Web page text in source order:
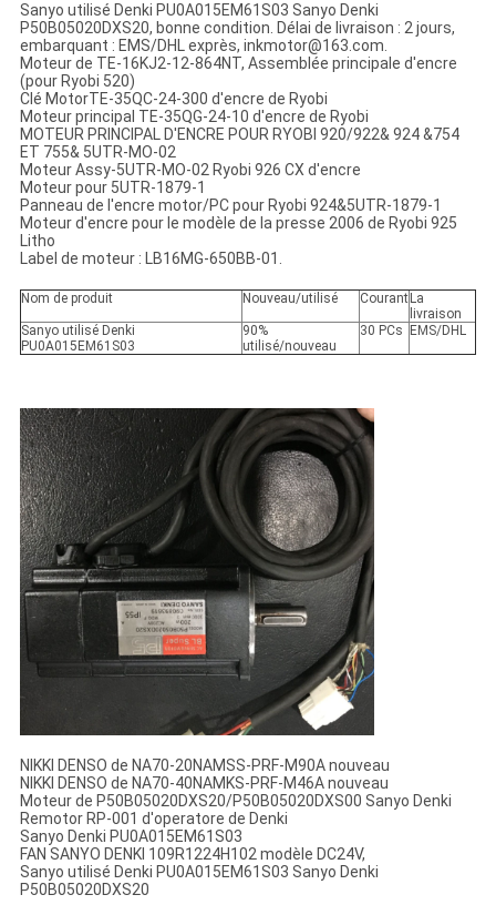
Sanyo utilisé Denki PU0A015EM61S03 Sanyo Denki
P50B05020DXS20, bonne condition. Délai de livraison : 2 jours,
embarquant : EMS/DHL exprès, inkmotor@163.com.
Moteur de TE-16KJ2-12-864NT, Assemblée principale d'encre
(pour Ryobi 520)
Clé MotorTE-35QC-24-300 d'encre de Ryobi
Moteur principal TE-35QG-24-10 d'encre de Ryobi
MOTEUR PRINCIPAL D'ENCRE POUR RYOBI 920/922& 924 &754
ET 755& 5UTR-MO-02
Moteur Assy-5UTR-MO-02 Ryobi 926 CX d'encre
Moteur pour 5UTR-1879-1
Panneau de l'encre motor/PC pour Ryobi 924&5UTR-1879-1
Moteur d'encre pour le modèle de la presse 2006 de Ryobi 925
Litho
Label de moteur : LB16MG-650BB-01.
Nom de produit Nouveau/utilisé Courant La
livraison
Sanyo utilisé Denki
PU0A015EM61S03
90%
utilisé/nouveau
30 PCs EMS/DHL
NIKKI DENSO de NA70-20NAMSS-PRF-M90A nouveau
NIKKI DENSO de NA70-40NAMKS-PRF-M46A nouveau
Moteur de P50B05020DXS20/P50B05020DXS00 Sanyo Denki
Remotor RP-001 d'operatore de Denki
Sanyo Denki PU0A015EM61S03
FAN SANYO DENKI 109R1224H102 modèle DC24V,
Sanyo utilisé Denki PU0A015EM61S03 Sanyo Denki
P50B05020DXS20